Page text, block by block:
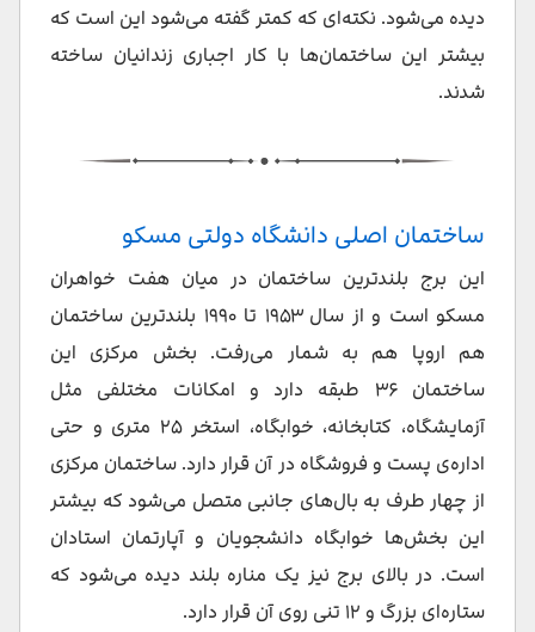
دیده می‌شود. نکته‌ای که کمتر گفته می‌شود این است که
بیشتر این ساختمان‌ها با کار اجباری زندانیان ساخته
شدند.
ساختمان اصلی دانشگاه دولتی مسکو
این برج بلندترین ساختمان در میان هفت خواهران
مسکو است و از سال ۱۹۵۳ تا ۱۹۹۰ بلندترین ساختمان
هم اروپا هم به شمار می‌رفت. بخش مرکزی این
ساختمان ۳۶ طبقه دارد و امکانات مختلفی مثل
آزمایشگاه، کتابخانه، خوابگاه، استخر ۲۵ متری و حتی
اداره‌ی پست و فروشگاه در آن قرار دارد. ساختمان مرکزی
از چهار طرف به بال‌های جانبی متصل می‌شود که بیشتر
این بخش‌ها خوابگاه دانشجویان و آپارتمان استادان
است. در بالای برج نیز یک مناره بلند دیده می‌شود که
ستاره‌ای بزرگ و ۱۲ تنی روی آن قرار دارد.